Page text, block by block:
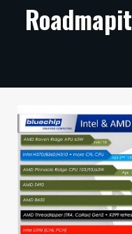
ARTIKKELIT
TECHBBS
TIETOA
HINTA.FI
KAUPPA
VAIHDA TEEMA
Roadmapit